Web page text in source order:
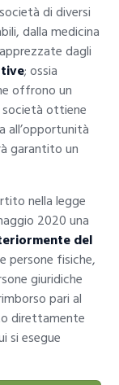
di diversi
dalla medicina
dagli
; ossia
offrono un
ottiene
all’opportunità
garantito un
nella legge
2020 una
del
persone fisiche,
giuridiche
pari al
direttamente
si esegue